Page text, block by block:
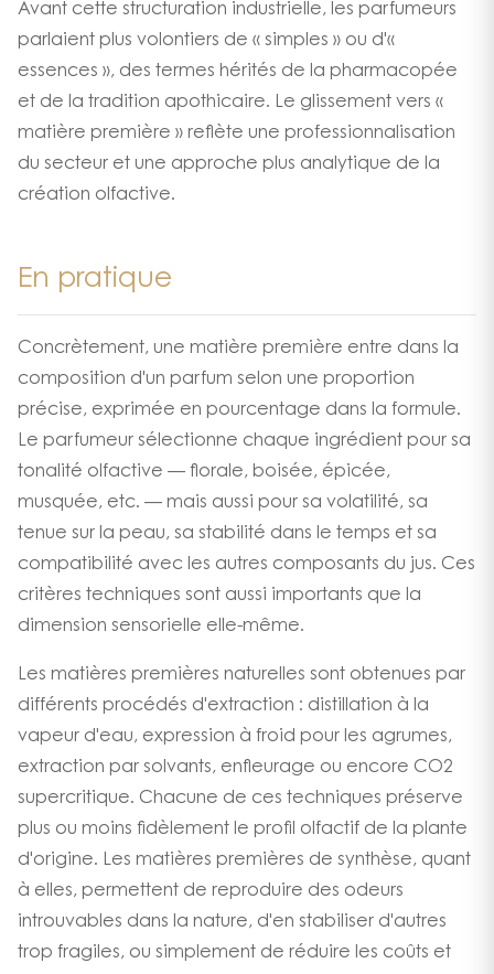
Avant cette structuration industrielle, les parfumeurs
parlaient plus volontiers de « simples » ou d'«
essences », des termes hérités de la pharmacopée
et de la tradition apothicaire. Le glissement vers «
matière première » reflète une professionnalisation
du secteur et une approche plus analytique de la
création olfactive.
En pratique
Concrètement, une matière première entre dans la
composition d'un parfum selon une proportion
précise, exprimée en pourcentage dans la formule.
Le parfumeur sélectionne chaque ingrédient pour sa
tonalité olfactive — florale, boisée, épicée,
musquée, etc. — mais aussi pour sa volatilité, sa
tenue sur la peau, sa stabilité dans le temps et sa
compatibilité avec les autres composants du jus. Ces
critères techniques sont aussi importants que la
dimension sensorielle elle-même.
Les matières premières naturelles sont obtenues par
différents procédés d'extraction : distillation à la
vapeur d'eau, expression à froid pour les agrumes,
extraction par solvants, enfleurage ou encore CO2
supercritique. Chacune de ces techniques préserve
plus ou moins fidèlement le profil olfactif de la plante
d'origine. Les matières premières de synthèse, quant
à elles, permettent de reproduire des odeurs
introuvables dans la nature, d'en stabiliser d'autres
trop fragiles, ou simplement de réduire les coûts et